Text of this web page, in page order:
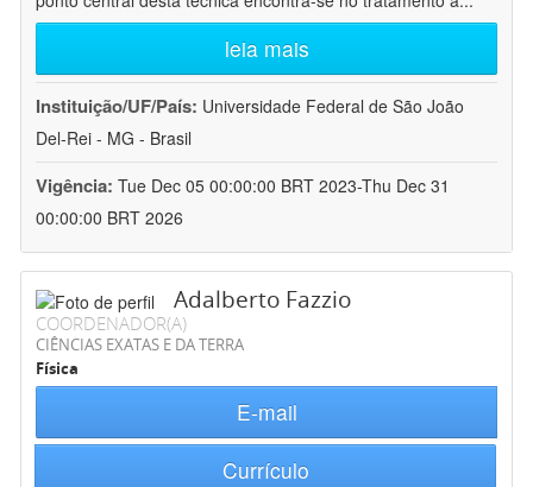
leia mais
Instituição/UF/País: Universidade Federal de São João
Del-Rei - MG - Brasil
Vigência: Tue Dec 05 00:00:00 BRT 2023-Thu Dec 31
00:00:00 BRT 2026
Adalberto Fazzio
COORDENADOR(A)
CIÊNCIAS EXATAS E DA TERRA
Física
E-mail
Currículo